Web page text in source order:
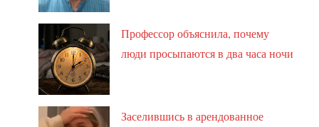
Профессор объяснила, почему
люди просыпаются в два часа ночи
Заселившись в арендованное